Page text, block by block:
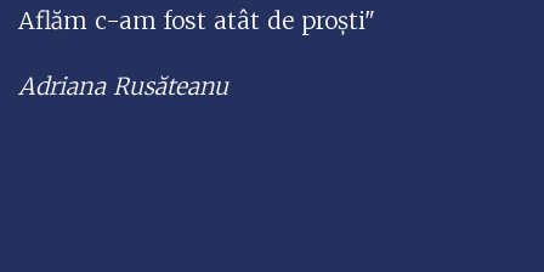
Aflăm c-am fost atât de proști"
Adriana Rusăteanu